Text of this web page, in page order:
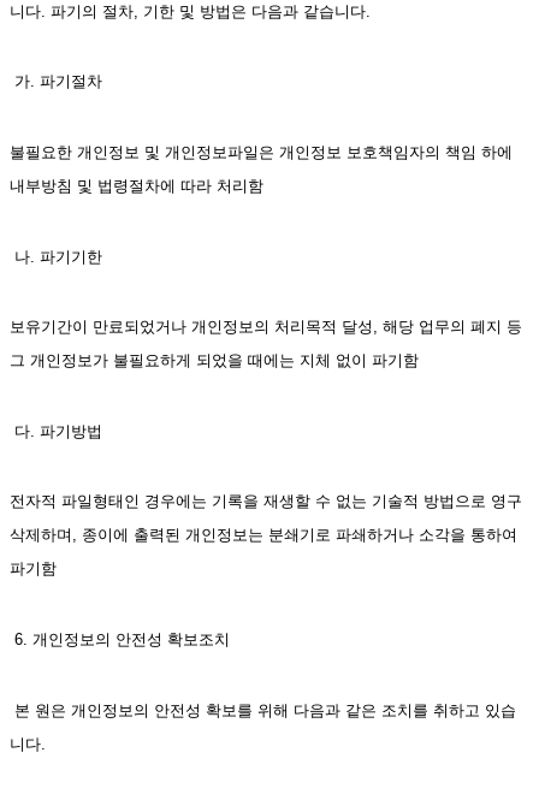
니다. 파기의 절차, 기한 및 방법은 다음과 같습니다.
가. 파기절차
불필요한 개인정보 및 개인정보파일은 개인정보 보호책임자의 책임 하에
내부방침 및 법령절차에 따라 처리함
나. 파기기한
보유기간이 만료되었거나 개인정보의 처리목적 달성, 해당 업무의 폐지 등
그 개인정보가 불필요하게 되었을 때에는 지체 없이 파기함
다. 파기방법
전자적 파일형태인 경우에는 기록을 재생할 수 없는 기술적 방법으로 영구
삭제하며, 종이에 출력된 개인정보는 분쇄기로 파쇄하거나 소각을 통하여
파기함
6. 개인정보의 안전성 확보조치
본 원은 개인정보의 안전성 확보를 위해 다음과 같은 조치를 취하고 있습
니다.